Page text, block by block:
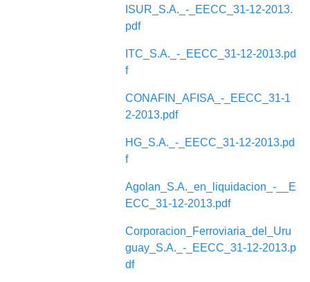
ISUR_S.A._-_EECC_31-12-2013.
pdf
ITC_S.A._-_EECC_31-12-2013.pd
f
CONAFIN_AFISA_-_EECC_31-1
2-2013.pdf
HG_S.A._-_EECC_31-12-2013.pd
f
Agolan_S.A._en_liquidacion_-__E
ECC_31-12-2013.pdf
Corporacion_Ferroviaria_del_Uru
guay_S.A._-_EECC_31-12-2013.p
df